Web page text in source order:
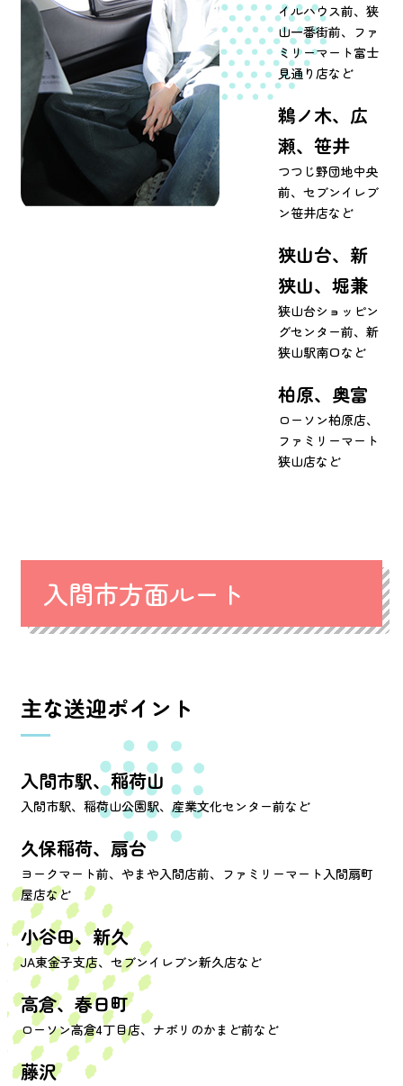
イルハウス前、狭
山一番街前、ファ
ミリーマート富士
見通り店など
鵜ノ木、広
瀬、笹井
つつじ野団地中央
前、セブンイレブ
ン笹井店など
狭山台、新
狭山、堀兼
狭山台ショッピン
グセンター前、新
狭山駅南口など
柏原、奥富
ローソン柏原店、
ファミリーマート
狭山店など
入間市方面ルート
主な送迎ポイント
入間市駅、稲荷山
入間市駅、稲荷山公園駅、産業文化センター前など
久保稲荷、扇台
ヨークマート前、やまや入間店前、ファミリーマート入間扇町
屋店など
小谷田、新久
JA東金子支店、セブンイレブン新久店など
高倉、春日町
ローソン高倉4丁目店、ナポリのかまど前など
藤沢